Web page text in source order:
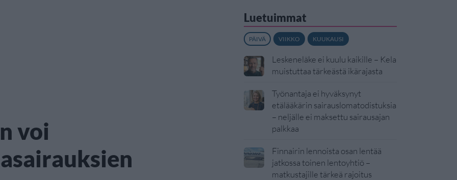
voi
Luetuimmat
PÄIVÄ VIIKKO KUUKAUSI
Leskeneläke ei kuulu kaikille – Kela
muistuttaa tärkeästä ikärajasta
Työnantaja ei hyväksynyt
etälääkärin sairauslomatodistuksia
– neljälle ei maksettu sairausajan
palkkaa
Finnairin lennoista osan lentää
jatkossa toinen lentoyhtiö –
matkustajille tärkeä rajoitus